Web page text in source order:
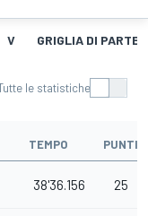
V GRIGLIA DI
le statistiche
TEMPO PUNTI
38'36.156 25